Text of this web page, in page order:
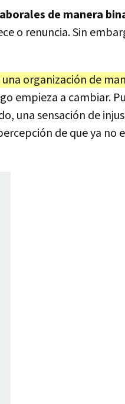
de manera
o renuncia. Sin
organización de
empieza a cambiar.
una sensación de
de que ya no